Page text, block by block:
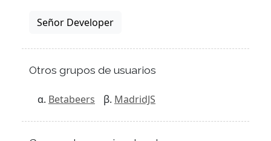
Señor Developer
Otros grupos de usuarios
Betabeers MadridJS